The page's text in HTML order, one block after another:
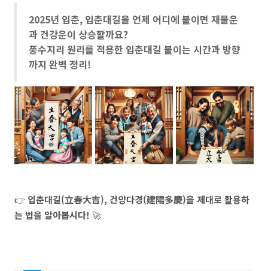
2025년 입춘, 입춘대길을 언제 어디에 붙이면 재물운
과 건강운이 상승할까요?
풍수지리 원리를 적용한 입춘대길 붙이는 시간과 방향
까지 완벽 정리!
👉 입춘대길(立春大吉), 건양다경(建陽多慶)을 제대로 활용하
는 법을 알아봅시다! 🚀